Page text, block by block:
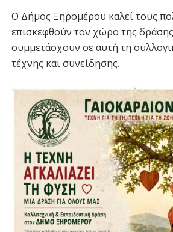
Ο Δήμος Ξηρομέρου καλεί τους
επισκεφθούν τον χώρο της
συμμετάσχουν σε αυτή τη
τέχνης και συνείδησης.